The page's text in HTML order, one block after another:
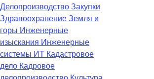
Делопроизводство Закупки
Здравоохранение Земля и
горы Инженерные
изыскания Инженерные
системы ИТ Кадастровое
дело Кадровое